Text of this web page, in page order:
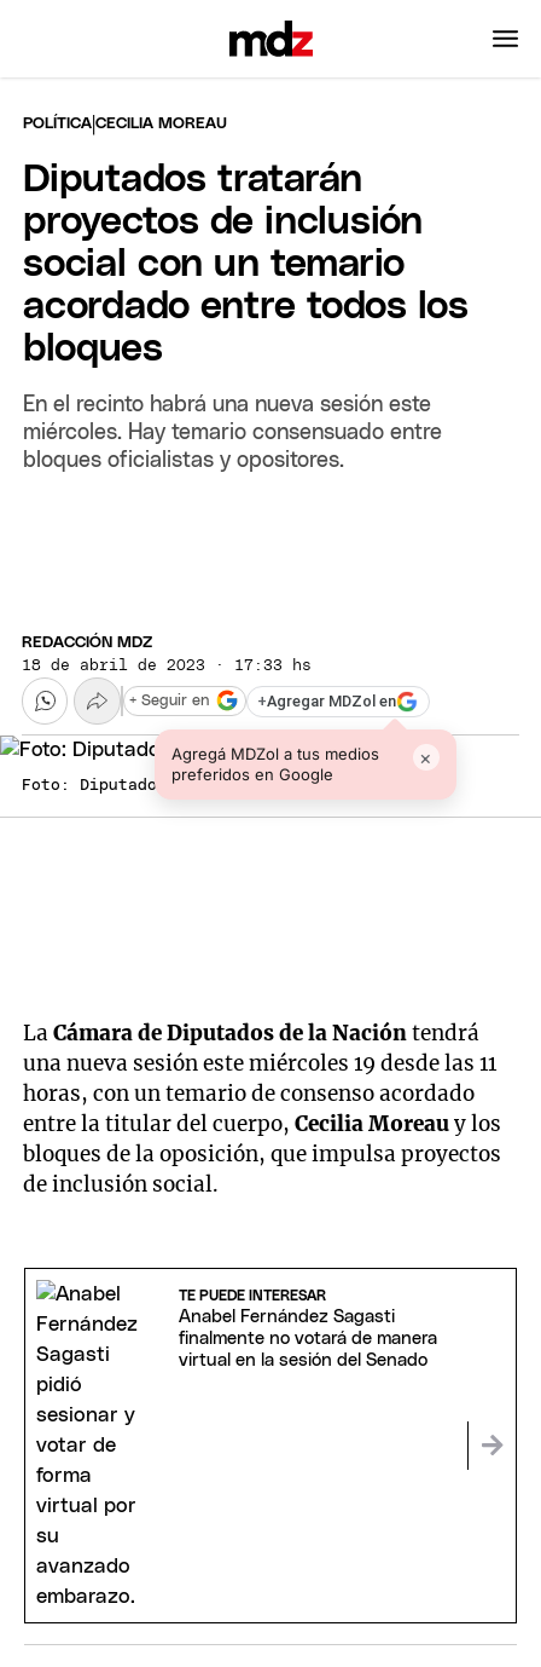
POLÍTICA |CECILIA MOREAU
Diputados tratarán
proyectos de inclusión
social con un temario
acordado entre todos los
bloques
En el recinto habrá una nueva sesión este
miércoles. Hay temario consensuado entre
bloques oficialistas y opositores.
REDACCIÓN MDZ
18 de abril de 2023 · 17:33 hs
+Agregar MDZol en
Agregá MDZol a tus medios
preferidos en Google
×
+ Seguir en
Foto: Diputados.
LaCámara de Diputados de la Nacióntendrá
una nueva sesión este miércoles 19 desde las 11
horas, con un temario de consenso acordado
entre la titular del cuerpo,Cecilia Moreauy los
bloques de la oposición, que impulsa proyectos
de inclusión social.
TE PUEDE INTERESAR
Anabel Fernández Sagasti
finalmente no votará de manera
virtual en la sesión del Senado